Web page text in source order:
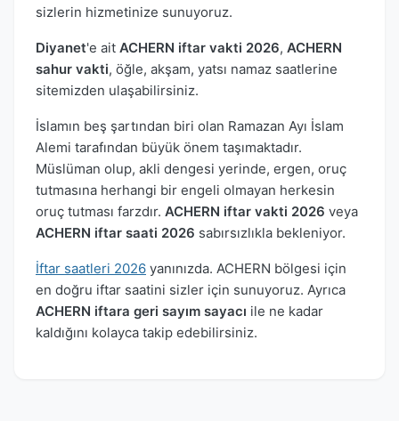
sizlerin hizmetinize sunuyoruz.
Diyanet'e ait ACHERN iftar vakti 2026, ACHERN
sahur vakti, öğle, akşam, yatsı namaz saatlerine
sitemizden ulaşabilirsiniz.
İslamın beş şartından biri olan Ramazan Ayı İslam
Alemi tarafından büyük önem taşımaktadır.
Müslüman olup, akli dengesi yerinde, ergen, oruç
tutmasına herhangi bir engeli olmayan herkesin
oruç tutması farzdır. ACHERN iftar vakti 2026 veya
ACHERN iftar saati 2026 sabırsızlıkla bekleniyor.
İftar saatleri 2026 yanınızda. ACHERN bölgesi için
en doğru iftar saatini sizler için sunuyoruz. Ayrıca
ACHERN iftara geri sayım sayacı ile ne kadar
kaldığını kolayca takip edebilirsiniz.